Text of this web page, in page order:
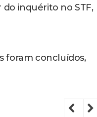
inquérito no STF,
foram concluídos,
Previous